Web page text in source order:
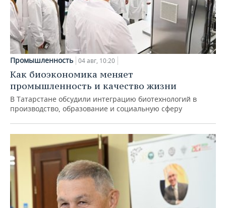
Промышленность 04 авг, 10:20
Как биоэкономика меняет
промышленность и качество жизни
В Татарстане обсудили интеграцию биотехнологий в
производство, образование и социальную сферу